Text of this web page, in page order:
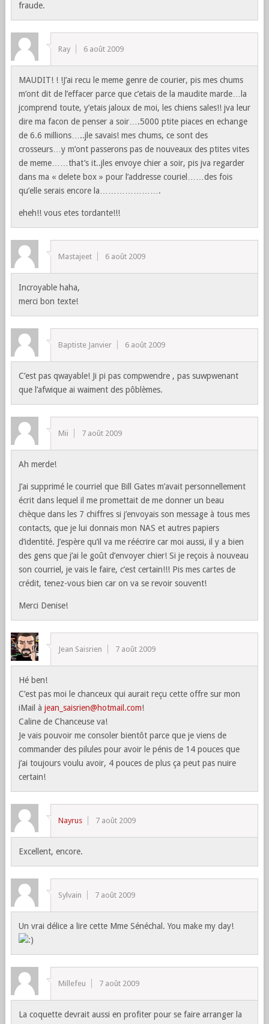
fraude.
Ray 6 août 2009
MAUDIT! ! !J’ai recu le meme genre de courier, pis mes chums
m’ont dit de l’effacer parce que c’etais de la maudite marde…la
jcomprend toute, y’etais jaloux de moi, les chiens sales!! jva leur
dire ma facon de penser a soir….5000 ptite piaces en echange
de 6.6 millions…..jle savais! mes chums, ce sont des
crosseurs…y m’ont passerons pas de nouveaux des ptites vites
de meme……that’s it..jles envoye chier a soir, pis jva regarder
dans ma « delete box » pour l’addresse couriel……des fois
qu’elle serais encore la………………….
eheh!! vous etes tordante!!!
Mastajeet 6 août 2009
Incroyable haha,
merci bon texte!
Baptiste Janvier 6 août 2009
C’est pas qwayable! Ji pi pas compwendre , pas suwpwenant
que l’afwique ai waiment des pôblèmes.
Mii 7 août 2009
Ah merde!
J’ai supprimé le courriel que Bill Gates m’avait personnellement
écrit dans lequel il me promettait de me donner un beau
chèque dans les 7 chiffres si j’envoyais son message à tous mes
contacts, que je lui donnais mon NAS et autres papiers
d’identité. J’espère qu’il va me réécrire car moi aussi, il y a bien
des gens que j’ai le goût d’envoyer chier! Si je reçois à nouveau
son courriel, je vais le faire, c’est certain!!! Pis mes cartes de
crédit, tenez-vous bien car on va se revoir souvent!
Merci Denise!
Jean Saisrien 7 août 2009
Hé ben!
C’est pas moi le chanceux qui aurait reçu cette offre sur mon
iMail à jean_saisrien@hotmail.com!
Caline de Chanceuse va!
Je vais pouvoir me consoler bientôt parce que je viens de
commander des pilules pour avoir le pénis de 14 pouces que
j’ai toujours voulu avoir, 4 pouces de plus ça peut pas nuire
certain!
Nayrus 7 août 2009
Excellent, encore.
Sylvain 7 août 2009
Un vrai délice a lire cette Mme Sénéchal. You make my day!
Millefeu 7 août 2009
La coquette devrait aussi en profiter pour se faire arranger la